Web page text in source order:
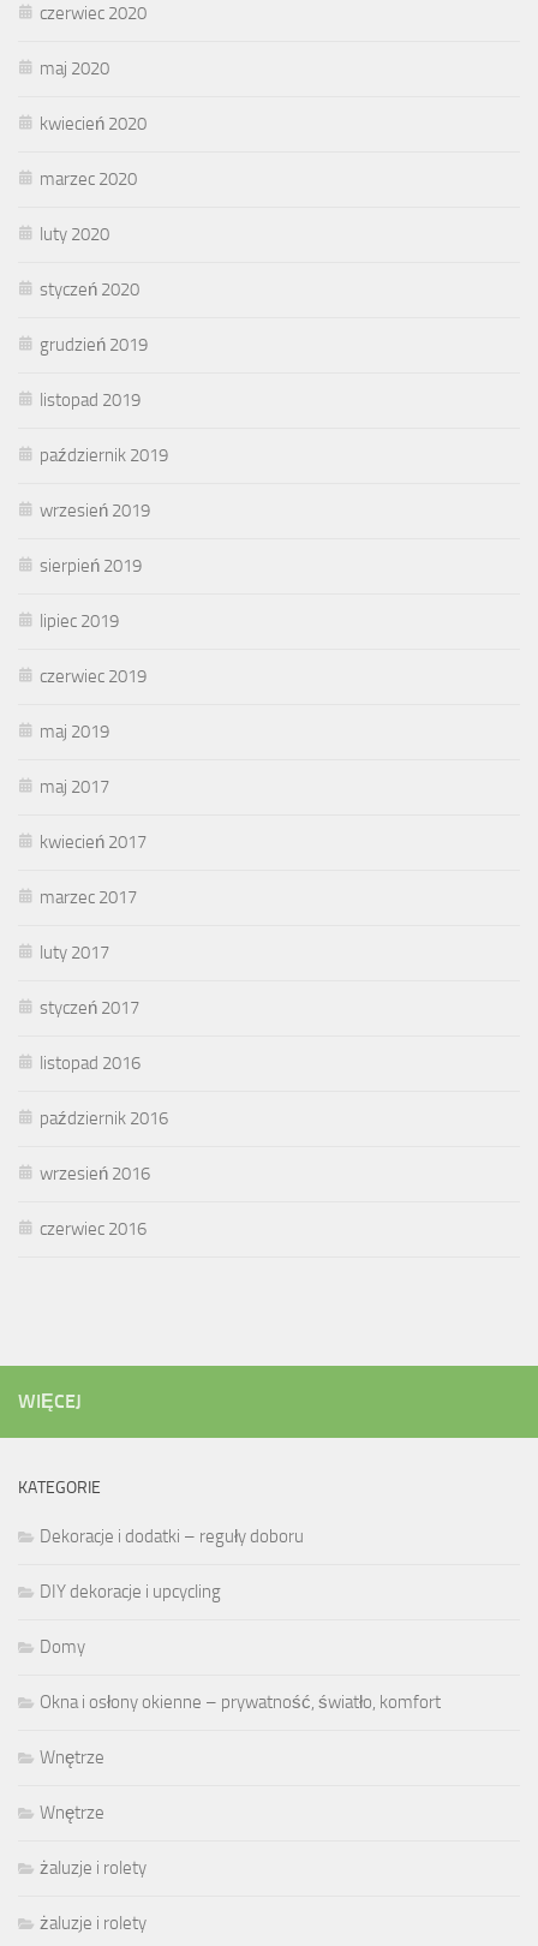
czerwiec 2020
maj 2020
kwiecień 2020
marzec 2020
luty 2020
styczeń 2020
grudzień 2019
listopad 2019
październik 2019
wrzesień 2019
sierpień 2019
lipiec 2019
czerwiec 2019
maj 2019
maj 2017
kwiecień 2017
marzec 2017
luty 2017
styczeń 2017
listopad 2016
październik 2016
wrzesień 2016
czerwiec 2016
WIĘCEJ
KATEGORIE
Dekoracje i dodatki – reguły doboru
DIY dekoracje i upcycling
Domy
Okna i osłony okienne – prywatność, światło, komfort
Wnętrze
Wnętrze
żaluzje i rolety
żaluzje i rolety